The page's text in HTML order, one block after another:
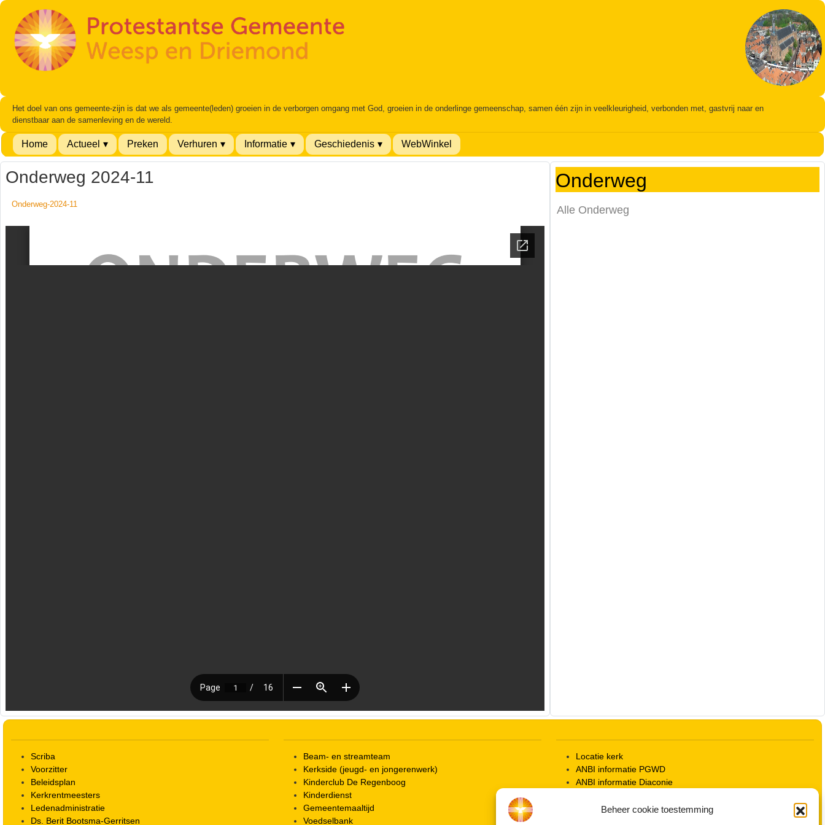
Beheer cookie toestemming
Het doel van ons gemeente-zijn is dat we als gemeente(leden) groeien in de verborgen omgang met God, groeien in de onderlinge gemeenschap, samen één zijn in veelkleurigheid, verbonden met, gastvrij naar en
dienstbaar aan de samenleving en de wereld.
Home Actueel Preken Verhuren Informatie Geschiedenis WebWinkel
Onderweg 2024-11
Onderweg-2024-11
Onderweg
Alle Onderweg
Scriba
Voorzitter
Beleidsplan
Kerkrentmeesters
Ledenadministratie
Ds. Berit Bootsma-Gerritsen
Beam- en streamteam
Kerkside (jeugd- en jongerenwerk)
Kinderclub De Regenboog
Kinderdienst
Gemeentemaaltijd
Voedselbank
Locatie kerk
ANBI informatie PGWD
ANBI informatie Diaconie
Info Kerkelijke gebouwen / koster